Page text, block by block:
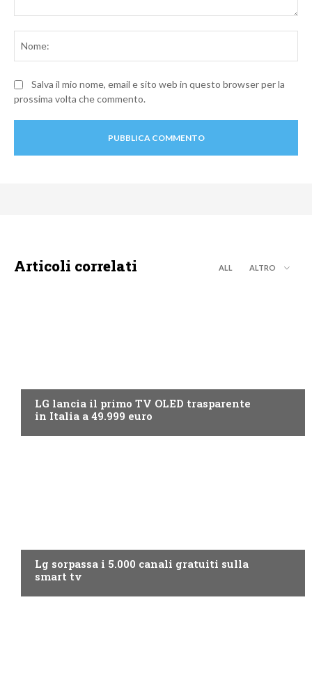
Salva il mio nome, email e sito web in questo browser per la
prossima volta che commento.
Articoli correlati ALL ALTRO
LG lancia il primo TV OLED trasparente
in Italia a 49.999 euro
Lg sorpassa i 5.000 canali gratuiti sulla
smart tv